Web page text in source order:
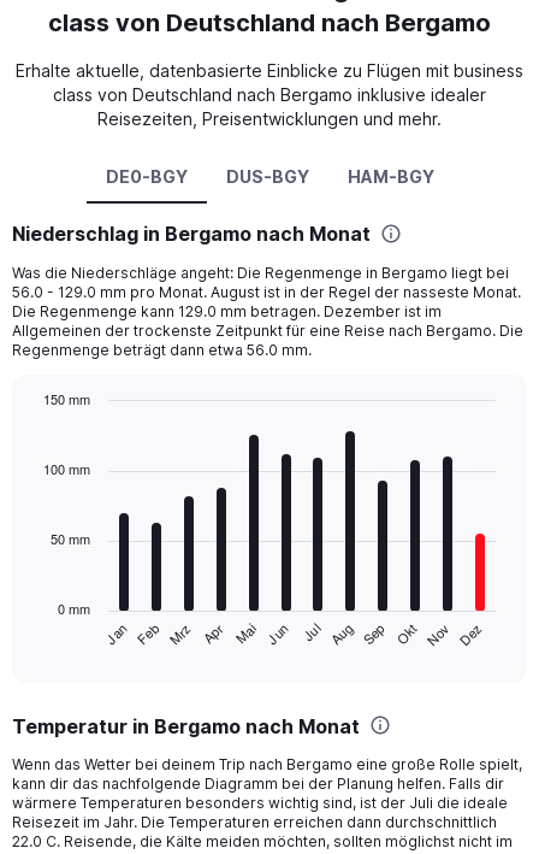
class von Deutschland nach Bergamo
Erhalte aktuelle, datenbasierte Einblicke zu Flügen mit business
class von Deutschland nach Bergamo inklusive idealer
Reisezeiten, Preisentwicklungen und mehr.
DE0-BGY DUS-BGY HAM-BGY
Niederschlag in Bergamo nach Monat
Was die Niederschläge angeht: Die Regenmenge in Bergamo liegt bei
56.0 - 129.0 mm pro Monat. August ist in der Regel der nasseste Monat.
Die Regenmenge kann 129.0 mm betragen. Dezember ist im
Allgemeinen der trockenste Zeitpunkt für eine Reise nach Bergamo. Die
Regenmenge beträgt dann etwa 56.0 mm.
with
The
Range:
categories.
The
chart
has
Jan Feb Mrz Apr Mai Jun Jul Aug Sep Okt Nov Dez
0 mm
50 mm
100 mm
150 mm
Temperatur in Bergamo nach Monat
Wenn das Wetter bei deinem Trip nach Bergamo eine große Rolle spielt,
kann dir das nachfolgende Diagramm bei der Planung helfen. Falls dir
wärmere Temperaturen besonders wichtig sind, ist der Juli die ideale
Reisezeit im Jahr. Die Temperaturen erreichen dann durchschnittlich
22.0 C. Reisende, die Kälte meiden möchten, sollten möglichst nicht im